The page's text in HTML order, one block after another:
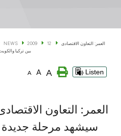
NEWS 2009 12
العمر: التعاون الاقتصادى
بين تركيا
A A A Listen
العمر: التعاون
سيشهد مرحلة جديدة